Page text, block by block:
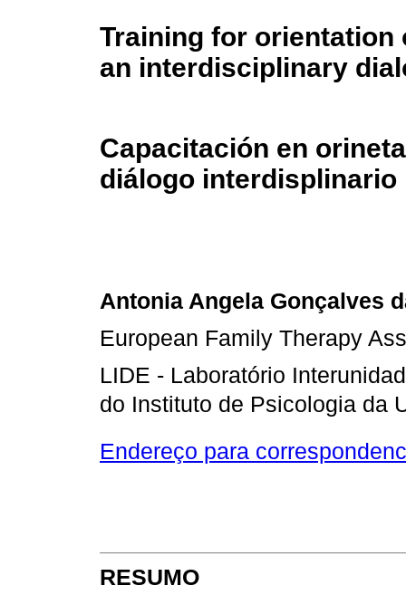
Training for orientation
an interdisciplinary
Capacitación en
diálogo interdisplinario
Antonia Angela Gonçalves
European Family Therapy
LIDE - Laboratório
do Instituto de Psicologia da
Endereço para
RESUMO